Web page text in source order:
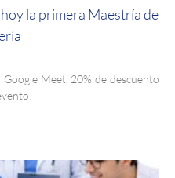
la primera Maestría de
Meet. 20% de descuento